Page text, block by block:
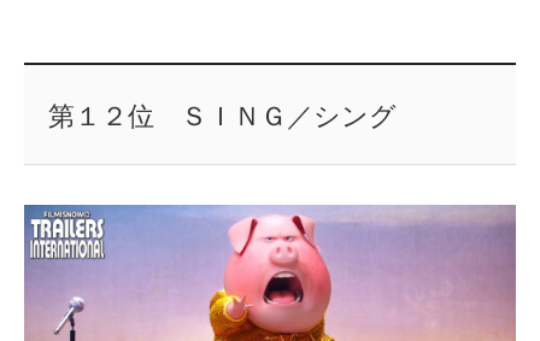
第１２位 ＳＩＮＧ／シング